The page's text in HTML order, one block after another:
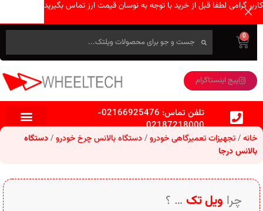
0
پیج اینستاگرام
تلفن تماس: 02166925476
-
02187218000
خانه تجهیزات تعمیرگاهی خودرو دستگاه بالانس چرخ خودرو دستگاه
بالانس درجا
چرا ویل تک … ؟
کاربر گرامی لطفا قبل از خرید با توجه به نوسان قیمت ارز تماس بگیرید